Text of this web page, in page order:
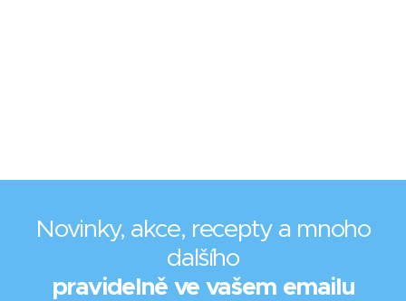
Novinky, akce, recepty a mnoho
dalšího
pravidelně ve vašem emailu